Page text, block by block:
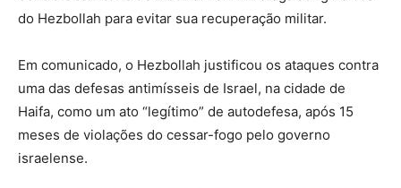
do Hezbollah para evitar sua recuperação militar.
Em comunicado, o Hezbollah justificou os ataques contra
uma das defesas antimísseis de Israel, na cidade de
Haifa, como um ato “legítimo” de autodefesa, após 15
meses de violações do cessar-fogo pelo governo
israelense.